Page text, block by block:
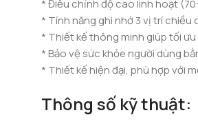
* Điều chỉnh độ cao linh hoạt
* Tính năng ghi nhớ 3 vị trí chiều
* Thiết kế thông minh giúp tối
* Bảo vệ sức khỏe người dùng
* Thiết kế hiện đại, phù hợp với
Thông số kỹ thuật: